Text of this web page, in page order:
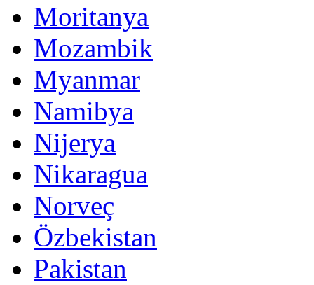
Moritanya
Mozambik
Myanmar
Namibya
Nijerya
Nikaragua
Norveç
Özbekistan
Pakistan